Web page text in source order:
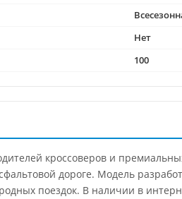
Нет
100
кроссоверов и
дороге. Модель
поездок. В наличии в